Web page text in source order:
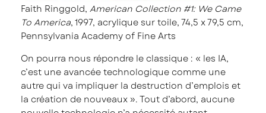
Faith Ringgold, American Collection #1: We Came
To America, 1997, acrylique sur toile, 74,5 x 79,5 cm,
Pennsylvania Academy of Fine Arts
On pourra nous répondre le classique : « les IA,
c’est une avancée technologique comme une
autre qui va impliquer la destruction d’emplois et
la création de nouveaux ». Tout d’abord, aucune